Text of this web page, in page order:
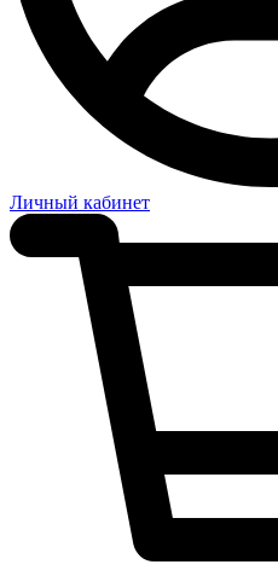
Личный кабинет